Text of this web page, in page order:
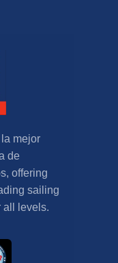
mejor
de
offering
sailing
all levels.